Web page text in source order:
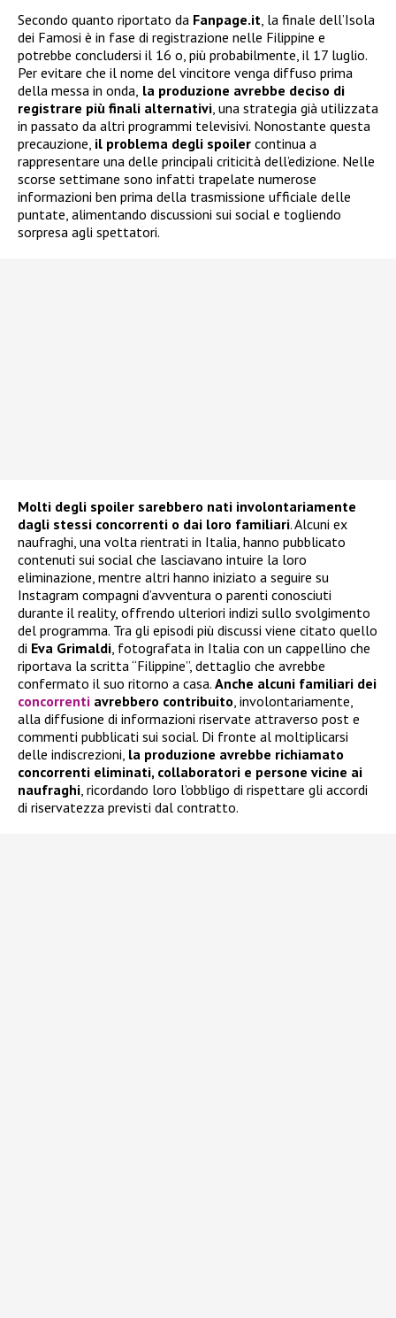
Secondo quanto riportato da Fanpage.it , la finale dell’Isola
dei Famosi è in fase di registrazione nelle Filippine e
potrebbe concludersi il 16 o, più probabilmente, il 17 luglio.
Per evitare che il nome del vincitore venga diffuso prima
della messa in onda, la produzione avrebbe deciso di
registrare più finali alternativi , una strategia già utilizzata
in passato da altri programmi televisivi. Nonostante questa
precauzione, il problema degli spoiler continua a
rappresentare una delle principali criticità dell’edizione. Nelle
scorse settimane sono infatti trapelate numerose
informazioni ben prima della trasmissione ufficiale delle
puntate, alimentando discussioni sui social e togliendo
sorpresa agli spettatori.
Molti degli spoiler sarebbero nati involontariamente
dagli stessi concorrenti o dai loro familiari. Alcuni ex
naufraghi, una volta rientrati in Italia, hanno pubblicato
contenuti sui social che lasciavano intuire la loro
eliminazione, mentre altri hanno iniziato a seguire su
Instagram compagni d’avventura o parenti conosciuti
durante il reality, offrendo ulteriori indizi sullo svolgimento
del programma. Tra gli episodi più discussi viene citato quello
di Eva Grimaldi , fotografata in Italia con un cappellino che
riportava la scritta “Filippine”, dettaglio che avrebbe
confermato il suo ritorno a casa. Anche alcuni familiari dei
concorrenti avrebbero contribuito , involontariamente,
alla diffusione di informazioni riservate attraverso post e
commenti pubblicati sui social. Di fronte al moltiplicarsi
delle indiscrezioni, la produzione avrebbe richiamato
concorrenti eliminati, collaboratori e persone vicine ai
naufraghi , ricordando loro l’obbligo di rispettare gli accordi
di riservatezza previsti dal contratto.